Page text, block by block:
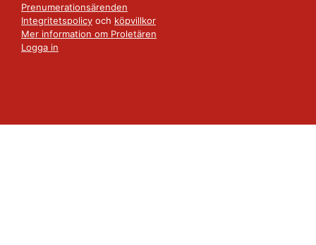
Prenumerationsärenden
Integritetspolicy och köpvillkor
Mer information om Proletären
Logga in